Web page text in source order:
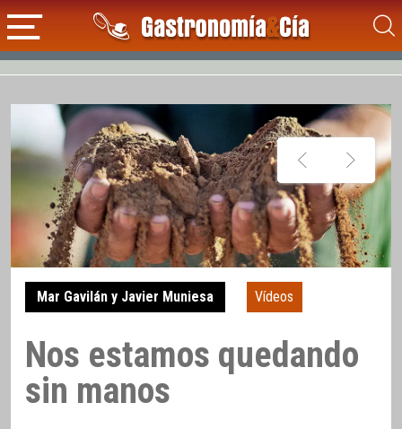
Mar Gavilán y Javier Muniesa Vídeos
Nos estamos quedando
sin manos